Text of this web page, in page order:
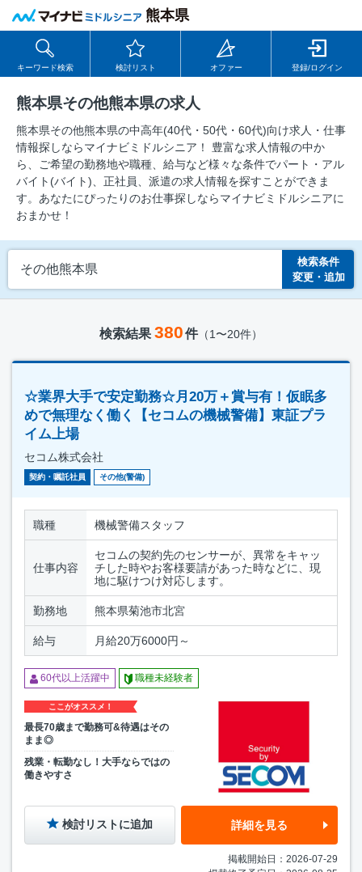
熊本県
キーワード検索 検討リスト オファー 登録/ログイン
熊本県その他熊本県の求人
熊本県その他熊本県の中⾼年(40代・50代・60代)向け求⼈・仕事
情報探しならマイナビミドルシニア！ 豊富な求人情報の中か
ら、ご希望の勤務地や職種、給与など様々な条件でパート・アル
バイト(バイト)、正社員、派遣の求人情報を探すことができま
す。あなたにぴったりのお仕事探しならマイナビミドルシニアに
おまかせ！
その他熊本県
検索条件
変更・追加
検索結果 380件（1〜20件）
☆業界大手で安定勤務☆月20万＋賞与有！仮眠多
めで無理なく働く【セコムの機械警備】東証プラ
イム上場
セコム株式会社
契約・嘱託社員 その他(警備)
職種 機械警備スタッフ
仕事内容
セコムの契約先のセンサーが、異常をキャッ
チした時やお客様要請があった時などに、現
地に駆けつけ対応します。
勤務地 熊本県菊池市北宮
給与 月給20万6000円～
60代以上活躍中 職種未経験者
ここがオススメ！
最長70歳まで勤務可&待遇はその
まま◎
残業・転勤なし！大手ならではの
働きやすさ
検討リストに追加 詳細を見る
掲載開始日：2026-07-29